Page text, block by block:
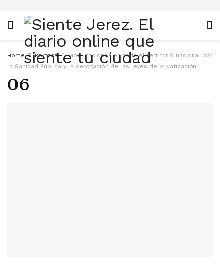
Home Portada
Movilizaciones en todo el territorio nacional por
la Sanidad Pública y la derogación de las leyes de privatización
06